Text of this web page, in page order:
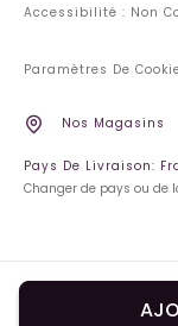
Accessibilité : Non
Paramètres De
Nos Magasins
Pays De Livraison:
Changer de pays ou de